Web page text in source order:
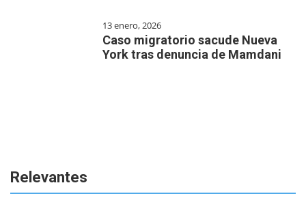
13 enero, 2026
Caso migratorio sacude Nueva
York tras denuncia de Mamdani
Relevantes